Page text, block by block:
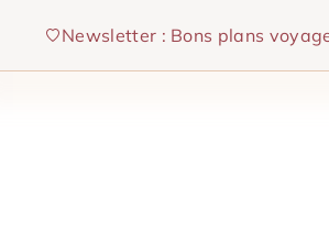
contenu
Newsletter : Bons plans